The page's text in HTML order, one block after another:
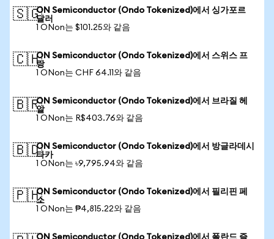
🇸🇬ON Semiconductor (Ondo Tokenized)에서 싱가포르
달러
1 ONon는 $101.25와 같음
🇨🇭ON Semiconductor (Ondo Tokenized)에서 스위스 프
랑
1 ONon는 CHF 64.11와 같음
🇧🇷ON Semiconductor (Ondo Tokenized)에서 브라질 헤
알
1 ONon는 R$403.76와 같음
🇧🇩ON Semiconductor (Ondo Tokenized)에서 방글라데시
타카
1 ONon는 ৳9,795.94와 같음
🇵🇭ON Semiconductor (Ondo Tokenized)에서 필리핀 페
소
1 ONon는 ₱4,815.22와 같음
ON Semiconductor (Ondo Tokenized)에서 폴란드 즐